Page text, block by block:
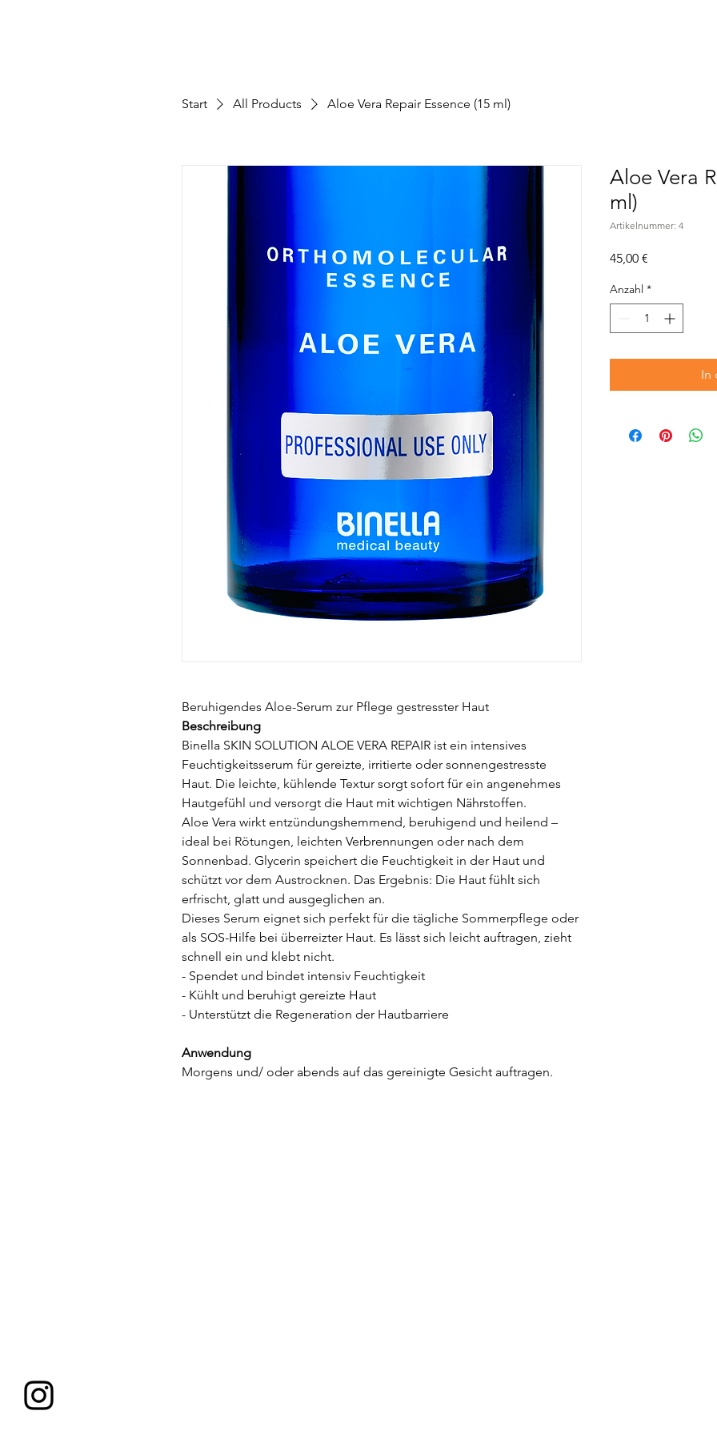
Start All Products Aloe Vera Repair Essence (15 ml)
Beruhigendes Aloe-Serum zur Pflege gestresster Haut
Beschreibung
Binella SKIN SOLUTION ALOE VERA REPAIR ist ein intensives
Feuchtigkeitsserum für gereizte, irritierte oder sonnengestresste
Haut. Die leichte, kühlende Textur sorgt sofort für ein angenehmes
Hautgefühl und versorgt die Haut mit wichtigen Nährstoffen.
Aloe Vera wirkt entzündungshemmend, beruhigend und heilend –
ideal bei Rötungen, leichten Verbrennungen oder nach dem
Sonnenbad. Glycerin speichert die Feuchtigkeit in der Haut und
schützt vor dem Austrocknen. Das Ergebnis: Die Haut fühlt sich
erfrischt, glatt und ausgeglichen an.
Dieses Serum eignet sich perfekt für die tägliche Sommerpflege oder
als SOS-Hilfe bei überreizter Haut. Es lässt sich leicht auftragen, zieht
schnell ein und klebt nicht.
- Spendet und bindet intensiv Feuchtigkeit
- Kühlt und beruhigt gereizte Haut
- Unterstützt die Regeneration der Hautbarriere
Anwendung
Morgens und/ oder abends auf das gereinigte Gesicht auftragen.
Aloe Vera
ml)
Artikelnummer: 4
45,00 €
Anzahl *
In